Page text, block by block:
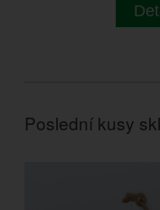
Poslední kusy